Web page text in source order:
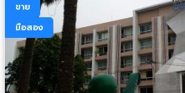
ขาย
มือสอง